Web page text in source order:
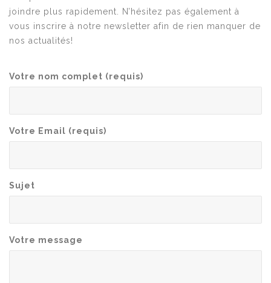
joindre plus rapidement. N’hésitez pas également à
vous inscrire à notre newsletter afin de rien manquer de
nos actualités!
Votre nom complet (requis)
Votre Email (requis)
Sujet
Votre message